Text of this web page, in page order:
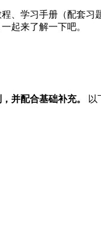
、学习手册（配套习
起来了解一下吧。
并配合基础补充。 以